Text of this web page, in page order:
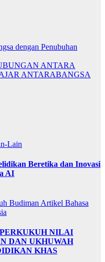
dengan Penubuhan
ANTARA
ANTARABANGSA
Lain
Beretika dan Inovasi
AI
Budiman Artikel Bahasa
NILAI
DAN UKHUWAH
KHAS